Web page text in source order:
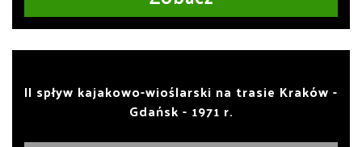
II spływ kajakowo-wioślarski na trasie Kraków -
Gdańsk - 1971 r.